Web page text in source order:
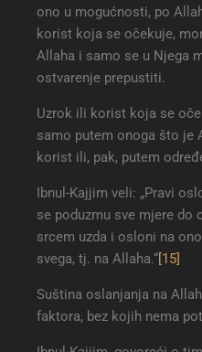
ono u mogućnosti, po
korist koja se očekuje,
Allaha i samo se u Njega
ostvarenje prepustiti.
Uzrok ili korist koja se
samo putem onoga što je
korist ili, pak, putem
Ibnul-Kajjim veli: „Pravi
se poduzmu sve mjere
srcem uzda i osloni na
svega, tj. na Allaha.“[15]
Suština oslanjanja na
faktora, bez kojih nema